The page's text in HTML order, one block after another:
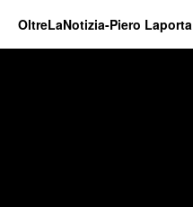
OltreLaNotizia-Piero Laporta